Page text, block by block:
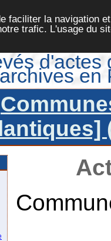
faciliter la navigation
trafic. L'usage du
d'actes
en